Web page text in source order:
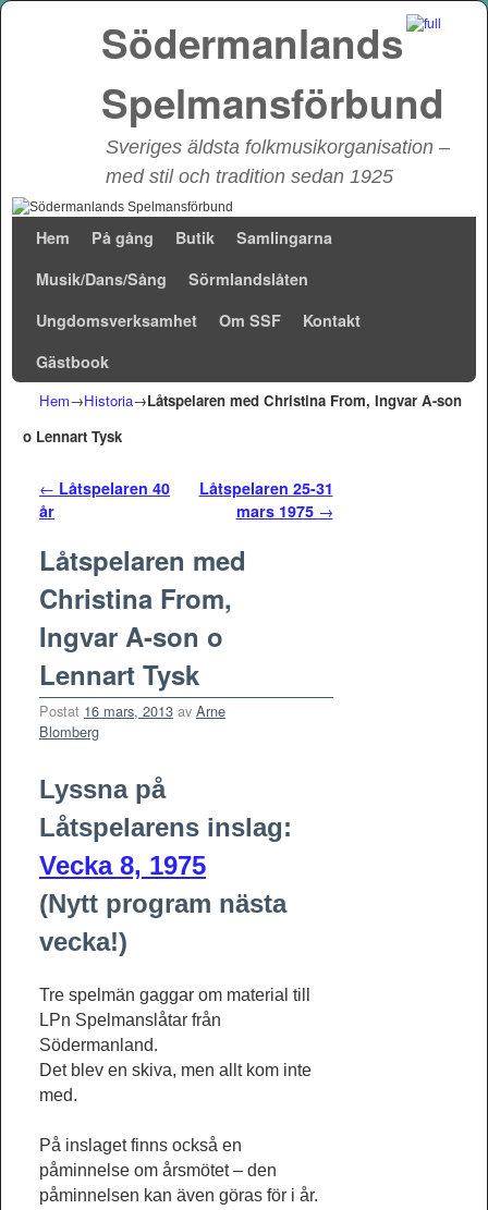
Södermanlands
Spelmansförbund
Sveriges äldsta folkmusikorganisation –
med stil och tradition sedan 1925
Hem På gång Butik
Samlingarna
Musik/Dans/Sång
Sörmlandslåten
Ungdomsverksamhet
Om SSF
Kontakt
Gästbook
Hem→Historia→Låtspelaren med Christina From, Ingvar A-son
o Lennart Tysk
Inläggsnavigering
← Låtspelaren 40
år
Låtspelaren 25-31
mars 1975 →
Låtspelaren med
Christina From,
Ingvar A-son o
Lennart Tysk
Postat 16 mars, 2013 av Arne
Blomberg
Lyssna på
Låtspelarens inslag:
Vecka 8, 1975
(Nytt program nästa
vecka!)
Tre spelmän gaggar om material till
LPn Spelmanslåtar från
Södermanland.
Det blev en skiva, men allt kom inte
med.
På inslaget finns också en
påminnelse om årsmötet – den
påminnelsen kan även göras för i år.